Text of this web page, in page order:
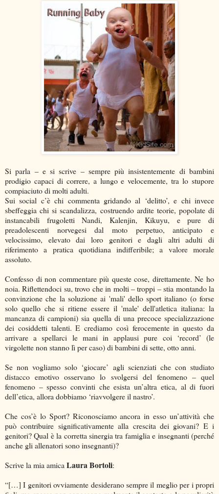
Si parla – e si scrive – sempre più insistentemente di bambini
prodigio capaci di correre, a lungo e velocemente, tra lo stupore
compiaciuto di molti adulti.
Sui social c’è chi commenta gridando al ‘delitto’, e chi invece
sbeffeggia chi si scandalizza, costruendo ardite teorie, popolate di
instancabili frugoletti Nandi, Kalenjin, Kikuyu, e pure di
preadolescenti norvegesi dal moto perpetuo, anticipato e
velocissimo, elevato dai loro genitori e dagli altri adulti di
riferimento a pratica quotidiana indifferibile; a valore morale
assoluto.
Confesso di non commentare più queste cose, direttamente. Ne ho
noia. Riflettendoci su, trovo che in molti – troppi – stia montando la
convinzione che la soluzione ai 'mali' dello sport italiano (o forse
solo quello che si ritiene essere il 'male' dell'atletica italiana: la
mancanza di campioni) sia quella di una precoce specializzazione
dei cosiddetti talenti. E crediamo così ferocemente in questo da
arrivare a spellarci le mani in applausi pure coi ‘record’ (le
virgolette non stanno lì per caso) di bambini di sette, otto anni.
Se non vogliamo solo ‘giocare’ agli scienziati che con studiato
distacco emotivo osservano lo svolgersi del fenomeno – quel
fenomeno – spesso convinti che esista un’altra etica, al di fuori
dell’etica, allora dobbiamo ‘riavvolgere il nastro’.
Che cos’è lo Sport? Riconosciamo ancora in esso un’attività che
può contribuire significativamente alla crescita dei giovani? E i
genitori? Qual è la corretta sinergia tra famiglia e insegnanti (perché
anche gli allenatori sono insegnanti)?
Scrive la mia amica Laura Bortoli:
“[…] I genitori ovviamente desiderano sempre il meglio per i propri